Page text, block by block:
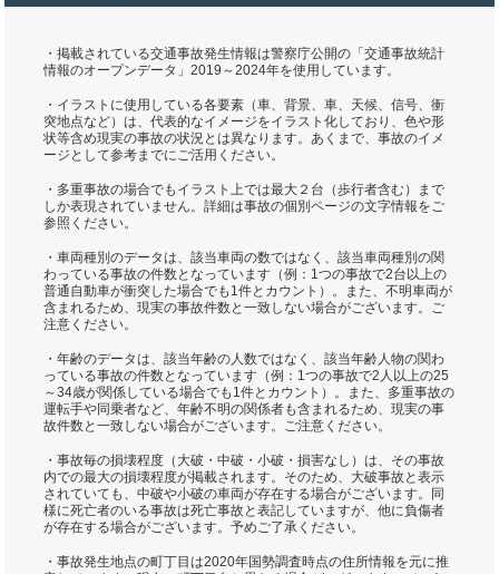
・掲載されている交通事故発生情報は警察庁公開の「交通事故統計
情報のオープンデータ」2019～2024年を使用しています。
・イラストに使用している各要素（車、背景、車、天候、信号、衝
突地点など）は、代表的なイメージをイラスト化しており、色や形
状等含め現実の事故の状況とは異なります。あくまで、事故のイメ
ージとして参考までにご活用ください。
・多重事故の場合でもイラスト上では最大２台（歩行者含む）まで
しか表現されていません。詳細は事故の個別ページの文字情報をご
参照ください。
・車両種別のデータは、該当車両の数ではなく、該当車両種別の関
わっている事故の件数となっています（例：1つの事故で2台以上の
普通自動車が衝突した場合でも1件とカウント）。また、不明車両が
含まれるため、現実の事故件数と一致しない場合がございます。ご
注意ください。
・年齢のデータは、該当年齢の人数ではなく、該当年齢人物の関わ
っている事故の件数となっています（例：1つの事故で2人以上の25
～34歳が関係している場合でも1件とカウント）。また、多重事故の
運転手や同乗者など、年齢不明の関係者も含まれるため、現実の事
故件数と一致しない場合がございます。ご注意ください。
・事故毎の損壊程度（大破・中破・小破・損害なし）は、その事故
内での最大の損壊程度が掲載されます。そのため、大破事故と表示
されていても、中破や小破の車両が存在する場合がございます。同
様に死亡者のいる事故は死亡事故と表記していますが、他に負傷者
が存在する場合がございます。予めご了承ください。
・事故発生地点の町丁目は2020年国勢調査時点の住所情報を元に推